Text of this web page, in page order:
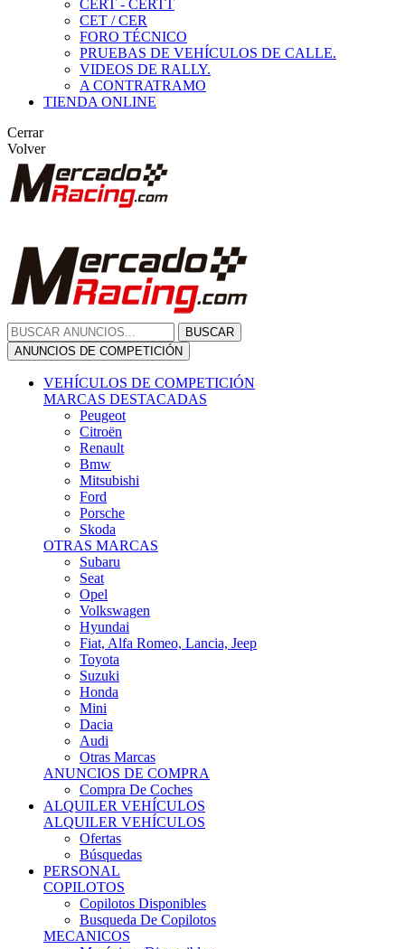
CERT - CERTT
CET / CER
FORO TÉCNICO
PRUEBAS DE VEHÍCULOS DE CALLE.
VIDEOS DE RALLY.
A CONTRATRAMO
TIENDA ONLINE
Cerrar
Volver
BUSCAR
ANUNCIOS DE COMPETICIÓN
VEHÍCULOS DE COMPETICIÓN
MARCAS DESTACADAS
Peugeot
Citroën
Renault
Bmw
Mitsubishi
Ford
Porsche
Skoda
OTRAS MARCAS
Subaru
Seat
Opel
Volkswagen
Hyundai
Fiat, Alfa Romeo, Lancia, Jeep
Toyota
Suzuki
Honda
Mini
Dacia
Audi
Otras Marcas
ANUNCIOS DE COMPRA
Compra De Coches
ALQUILER VEHÍCULOS
ALQUILER VEHÍCULOS
Ofertas
Búsquedas
PERSONAL
COPILOTOS
Copilotos Disponibles
Busqueda De Copilotos
MECANICOS
Mecánicos Disponibles
Búsqueda De Mecánicos